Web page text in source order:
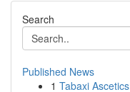
Search
Published News
1 Tabaxi